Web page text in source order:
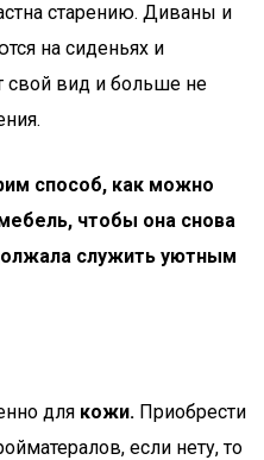
старению. Диваны и
на сиденьях и
свой вид и больше не
способ, как можно
чтобы она снова
служить уютным
для кожи. Приобрести
если нету, то